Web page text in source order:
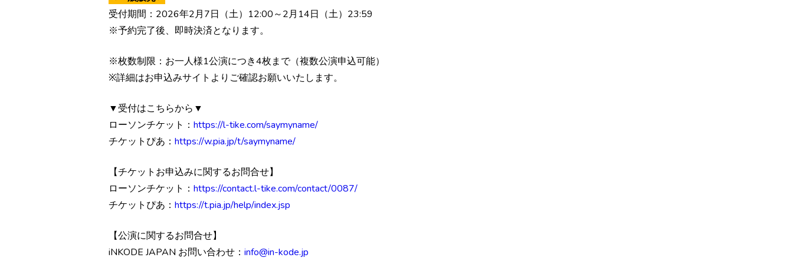
受付期間：2026年2月7日（土）12:00～2月14日（土）23:59
※予約完了後、即時決済となります。
※枚数制限：お一人様1公演につき4枚まで（複数公演申込可能）
※詳細はお申込みサイトよりご確認お願いいたします。
▼受付はこちらから▼
ローソンチケット： https://l-tike.com/saymyname/
チケットぴあ： https://w.pia.jp/t/saymyname/
【チケットお申込みに関するお問合せ】
ローソンチケット： https://contact.l-tike.com/contact/0087/
チケットぴあ： https://t.pia.jp/help/index.jsp
【公演に関するお問合せ】
iNKODE JAPAN お問い合わせ： info@in-kode.jp